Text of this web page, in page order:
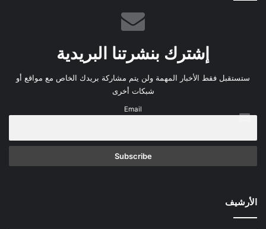
إشترك بنشرتنا البريدية
ستستقبل فقط الأخبار المهمة ولن يتم مشاركة بريدك الخاص مع مواقع أو
شبكات أخرى
Email
الأرشيف